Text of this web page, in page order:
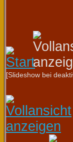
[Slideshow bei